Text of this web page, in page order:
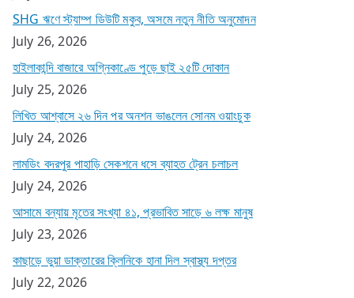
SHG ঋণে স্ট্যাম্প ডিউটি মকুব, অসমে নতুন নীতি অনুমোদন
July 26, 2026
হাইলাকান্দি বাজারে অগ্নিকাণ্ডে পুড়ে ছাই ২৫টি দোকান
July 25, 2026
লিখিত আশ্বাসে ২৬ দিন পর অনশন ভাঙলেন সোনম ওয়াংচুক
July 24, 2026
লামডিং বদরপুর পাহাড়ি সেকশনে ধসে ব্যাহত ট্রেন চলাচল
July 24, 2026
আসামে বন্যায় মৃতের সংখ্যা ৪১, প্রভাবিত সাড়ে ৬ লক্ষ মানুষ
July 23, 2026
কাছাড়ে ভুয়া ডাক্তারের ক্লিনিকে হানা দিল স্বাস্থ্য দপ্তর
July 22, 2026